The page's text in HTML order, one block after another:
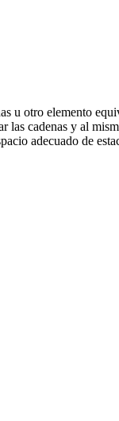
u otro
cadenas y al
adecuado de